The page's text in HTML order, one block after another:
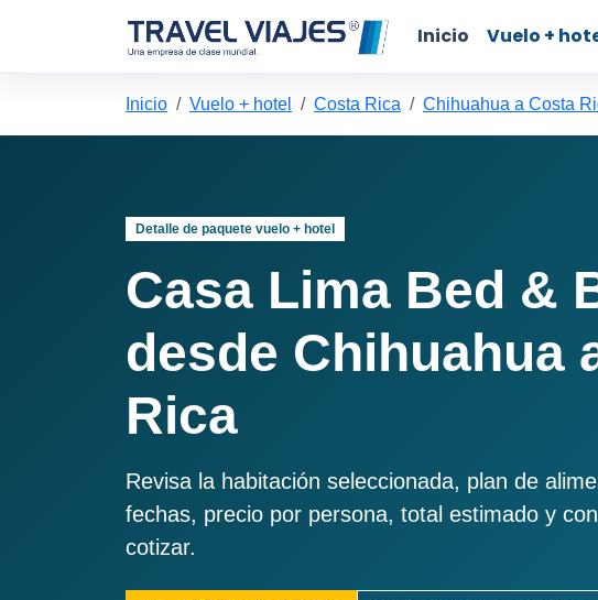
Inicio Vuelo +
Inicio Vuelo + hotel Costa Rica Chihuahua a Costa
Detalle de paquete vuelo + hotel
Casa Lima Bed &
desde Chihuahua
Rica
Revisa la habitación seleccionada, plan de
fechas, precio por persona, total estimado y
cotizar.